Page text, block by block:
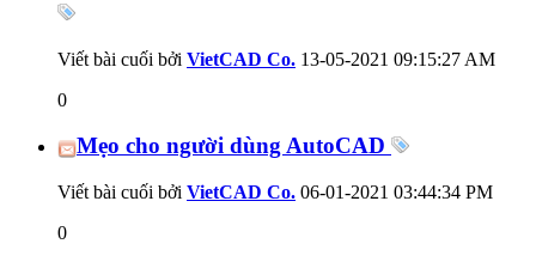
Viết bài cuối bởi VietCAD Co. 13-05-2021 09:15:27 AM
0
Mẹo cho người dùng AutoCAD
Viết bài cuối bởi VietCAD Co. 06-01-2021 03:44:34 PM
0